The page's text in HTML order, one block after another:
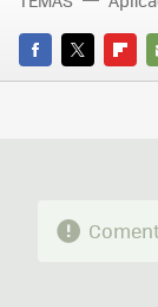
FACEBOOK
TWITTER